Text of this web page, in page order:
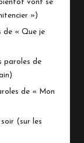
vont se
»)
de « Que je
paroles de
de « Mon
(sur les